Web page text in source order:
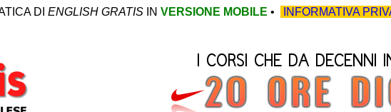
DI ENGLISH GRATIS IN VERSIONE MOBILE • INFORMATIVA